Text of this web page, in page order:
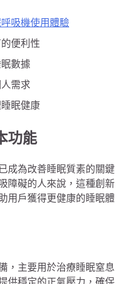
吸機使用體驗
便利性
數據
需求
眠健康
功能
成為改善睡眠質素的關鍵
障礙的人來說，這種創新
用戶獲得更健康的睡眠體
，主要用於治療睡眠窒息
供穩定的正氣壓力，確保